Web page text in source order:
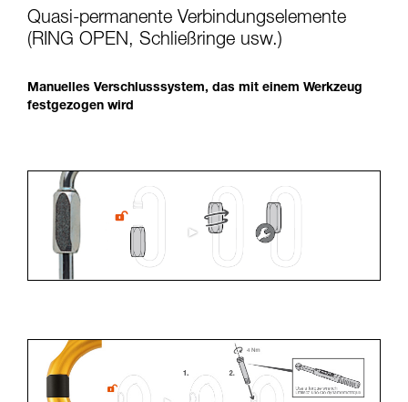
Quasi-permanente Verbindungselemente
(RING OPEN, Schließringe usw.)
Manuelles Verschlusssystem, das mit einem Werkzeug
festgezogen wird